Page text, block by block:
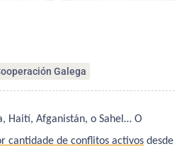
Galega
Haití, Afganistán, o Sahel… O
cantidade de conflitos activos desde